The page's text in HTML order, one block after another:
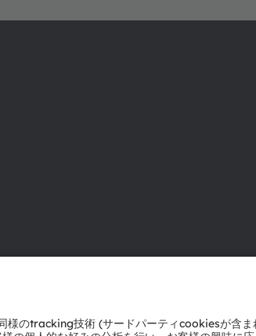
テクニカルサポート